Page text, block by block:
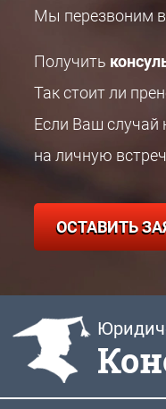
Мы перезвоним
Получить
Так стоит ли
Если Ваш случай
на личную
ОСТАВИТЬ